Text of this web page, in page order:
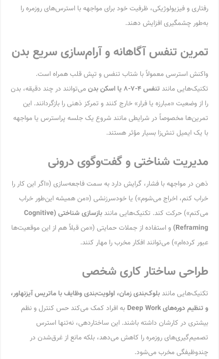
رفتاری و فیزیولوژیکی، ظرفیت خود برای مواجهه با استرس‌های روزمره را
به‌طور چشمگیری افزایش دهند.
تمرین تنفس آگاهانه و آرام‌سازی سریع بدن
واکنش استرسی معمولاً با شتاب تنفس و تپش قلب همراه است.
تکنیک‌هایی مانند تنفس۴-۷-۸ یا اسکن بدنمی‌توانند در چند دقیقه، بدن
را از وضعیت «مبارزه یا فرار» خارج کنند و تمرکز ذهنی را بازگردانند. این
تمرین‌ها مخصوصاً در شرایطی مانند شروع یک جلسه پراسترس یا مواجهه
با یک ایمیل تنش‌زا بسیار مؤثر هستند.
مدیریت شناختی و گفت‌وگوی درونی
ذهن در مواجهه با فشار، گرایش دارد به سمت فاجعه‌سازی («اگر این کار را
خراب کنم، اخراج می‌شوم») یا خودسرزنشی («من همیشه این‌طور خراب
می‌کنم») حرکت کند. تکنیک‌هایی مانندبازسازی شناختی (Cognitive
Reframing) و استفاده از جملات حمایتی («من قبلاً هم از این موقعیت‌ها
عبور کرده‌ام») می‌توانند افکار مخرب را مهار کنند.
طراحی ساختار کاری شخصی
تکنیک‌هایی مانندبلوک‌بندی زمان، اولویت‌بندی وظایف با ماتریس آیزنهاور،
و تنظیم دوره‌هایDeep Work
به افراد کمک می‌کند حس کنترل و نظم
بیشتری در کارشان داشته باشند. این ساختاردهی، نه‌تنها استرس
تصمیم‌گیری‌های روزمره را کاهش می‌دهد، بلکه مانع از غرق‌شدن در
چندوظیفگی مخرب می‌شود.